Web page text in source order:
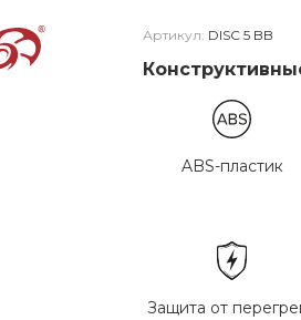
Артикул: DISC 5 BB
ABS-пластик
Защита от